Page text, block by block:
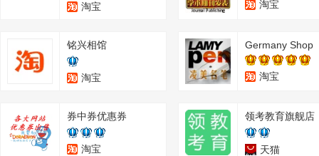
淘宝 淘宝
铭兴相馆
淘宝
Germany Shop
淘宝
券中券优惠券
淘宝
领考教育旗舰店
天猫